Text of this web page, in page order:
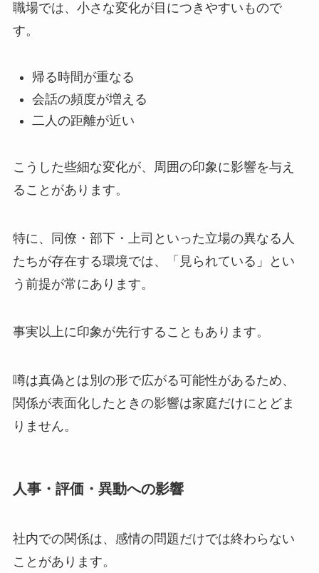
職場では、小さな変化が目につきやすいもので
す。
帰る時間が重なる
会話の頻度が増える
二人の距離が近い
こうした些細な変化が、周囲の印象に影響を与え
ることがあります。
特に、同僚・部下・上司といった立場の異なる人
たちが存在する環境では、「見られている」とい
う前提が常にあります。
事実以上に印象が先行することもあります。
噂は真偽とは別の形で広がる可能性があるため、
関係が表面化したときの影響は家庭だけにとどま
りません。
人事・評価・異動への影響
社内での関係は、感情の問題だけでは終わらない
ことがあります。